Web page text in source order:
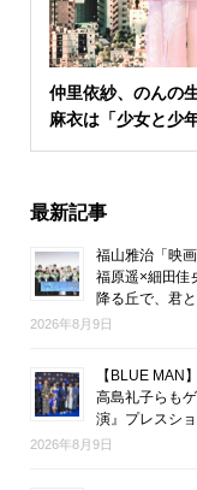
仲里依紗、のんの
麻衣は「少女と少
最新記事
福山雅治「映
福原遥×細田佳
降る丘で、君
2026年8月9日
【BLUE MAN
高島礼子らも
演』プレスシ
2026年8月9日